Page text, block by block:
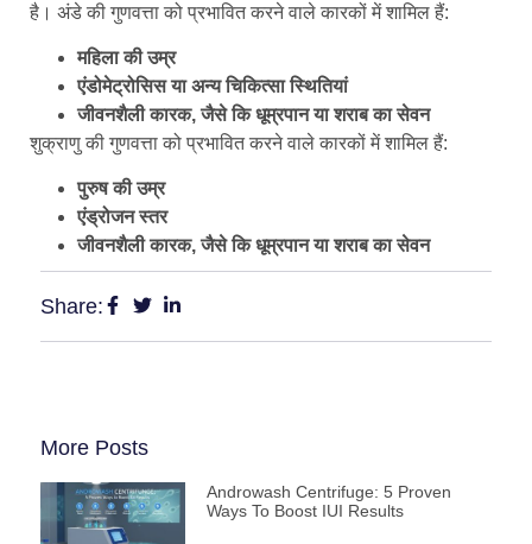
है। अंडे की गुणवत्ता को प्रभावित करने वाले कारकों में शामिल हैं:
महिला की उम्र
एंडोमेट्रोसिस या अन्य चिकित्सा स्थितियां
जीवनशैली कारक, जैसे कि धूम्रपान या शराब का सेवन
शुक्राणु की गुणवत्ता को प्रभावित करने वाले कारकों में शामिल हैं:
पुरुष की उम्र
एंड्रोजन स्तर
जीवनशैली कारक, जैसे कि धूम्रपान या शराब का सेवन
Share:
More Posts
Androwash Centrifuge: 5 Proven
Ways To Boost IUI Results